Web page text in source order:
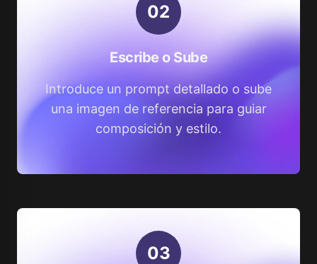
02
Escribe o Sube
Introduce un prompt detallado o sube
una imagen de referencia para guiar
composición y estilo.
03